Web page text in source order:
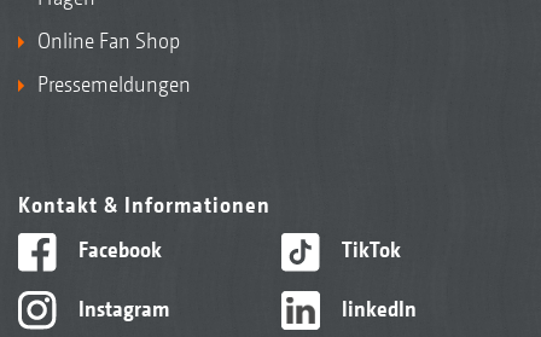
Online Fan Shop
Pressemeldungen
Kontakt & Informationen
Facebook
Instagram
TikTok
linkedIn